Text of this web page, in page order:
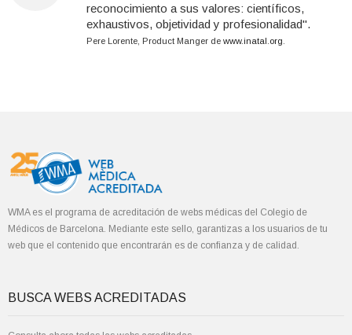
reconocimiento a sus valores: científicos,
exhaustivos, objetividad y profesionalidad".
Pere Lorente, Product Manger de www.inatal.org
WMA es el programa de acreditación de webs médicas del Colegio de
Médicos de Barcelona. Mediante este sello, garantizas a los usuarios de tu
web que el contenido que encontrarán es de confianza y de calidad.
BUSCA WEBS ACREDITADAS